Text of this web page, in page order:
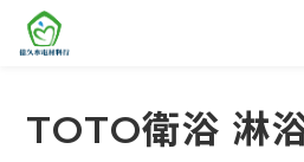
TOTO衛浴 淋